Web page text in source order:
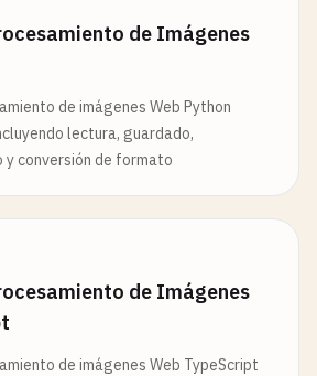
de Imágenes
de imágenes Web Python
lectura, guardado,
y conversión de formato
de Imágenes
de imágenes Web TypeScript